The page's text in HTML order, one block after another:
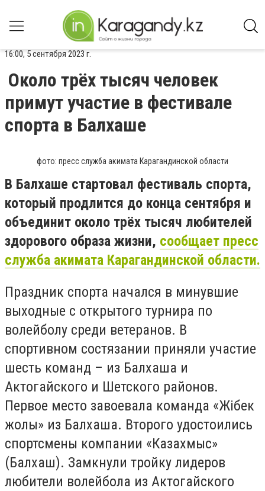
16:00, 5 сентября 2023 г.
Около трёх тысяч человек
примут участие в фестивале
спорта в Балхаше
фото: пресс служба акимата Карагандинской области
В Балхаше стартовал фестиваль спорта,
который продлится до конца сентября и
объединит около трёх тысяч любителей
здорового образа жизни, сообщает пресс
служба акимата Карагандинской области.
Праздник спорта начался в минувшие
выходные с открытого турнира по
волейболу среди ветеранов. В
спортивном состязании приняли участие
шесть команд – из Балхаша и
Актогайского и Шетского районов.
Первое место завоевала команда «Жібек
жолы» из Балхаша. Второго удостоились
спортсмены компании «Казахмыс»
(Балхаш). Замкнули тройку лидеров
любители волейбола из Актогайского